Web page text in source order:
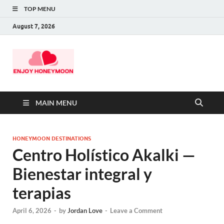
TOP MENU
August 7, 2026
MAIN MENU
HONEYMOON DESTINATIONS
Centro Holístico Akalki —
Bienestar integral y
terapias
April 6, 2026 - byJordan Love - Leave a Comment